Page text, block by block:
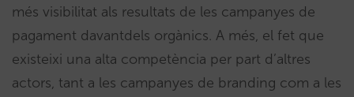
més visibilitat als resultats de les campanyes de
pagament davantdels orgànics. A més, el fet que
existeixi una alta competència per part d’altres
actors, tant a les campanyes de branding com a les